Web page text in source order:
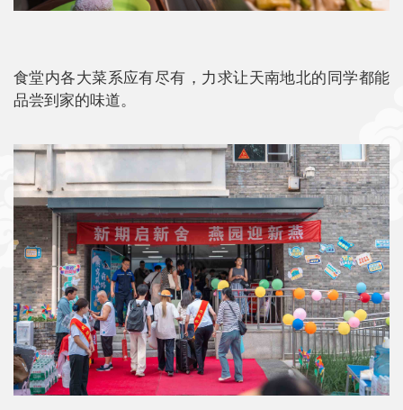
食堂内各大菜系应有尽有，力求让天南地北的同学都能
品尝到家的味道。